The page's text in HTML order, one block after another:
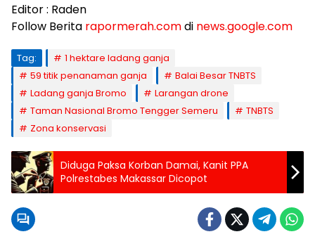
Editor : Raden
Follow Berita rapormerah.comdi news.google.com
Tag:
1 hektare ladang ganja
59 titik penanaman ganja
Balai Besar TNBTS
Ladang ganja Bromo
Larangan drone
Taman Nasional Bromo Tengger Semeru
TNBTS
Zona konservasi
Diduga Paksa Korban Damai, Kanit PPA
Polrestabes Makassar Dicopot